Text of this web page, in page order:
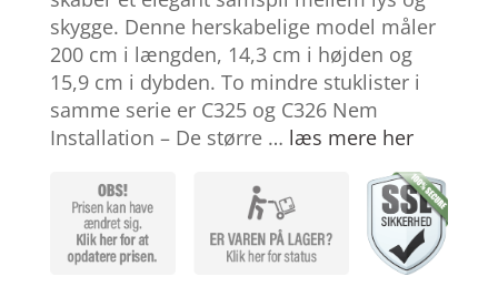
på
kundebed
ømmelse
r
skygge. Denne herskabelige model måler
200 cm i længden, 14,3 cm i højden og
15,9 cm i dybden. To mindre stuklister i
samme serie er C325 og C326 Nem
Installation – De større … læs mere her